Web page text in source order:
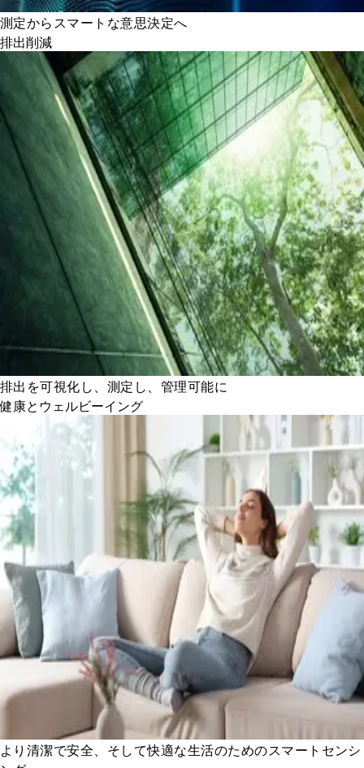
測定からスマートな意思決定へ
排出削減
排出を可視化し、測定し、管理可能に
健康とウェルビーイング
より清潔で安全、そして快適な生活のためのスマートセンシ